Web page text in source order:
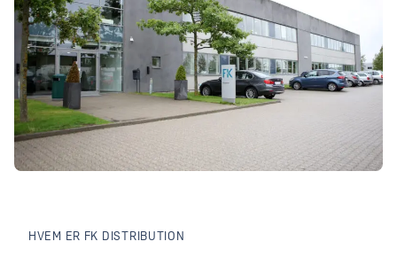
HVEM ER FK DISTRIBUTION